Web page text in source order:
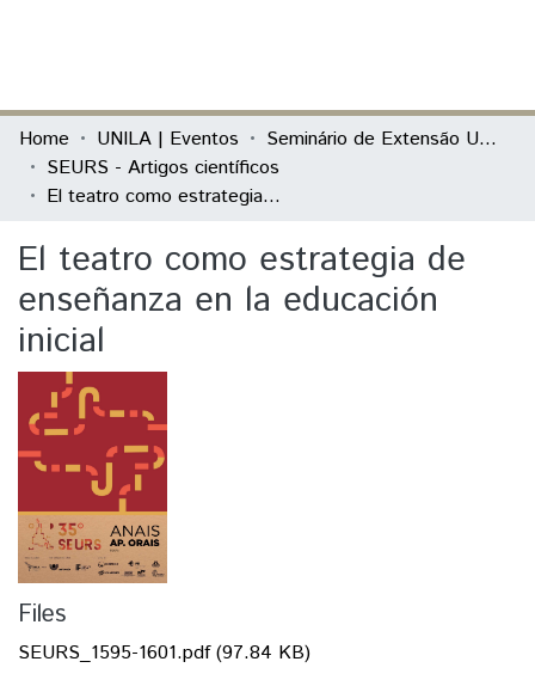
Communities & Collections
All of DSpace
Home UNILA | Eventos
Seminário de Extensão Universitária da Região Sul (SEURS)
SEURS - Artigos científicos
El teatro como estrategia de enseñanza en la educación inicial
El teatro como estrategia de
enseñanza en la educación
inicial
Files
SEURS_1595-1601.pdf(97.84 KB)